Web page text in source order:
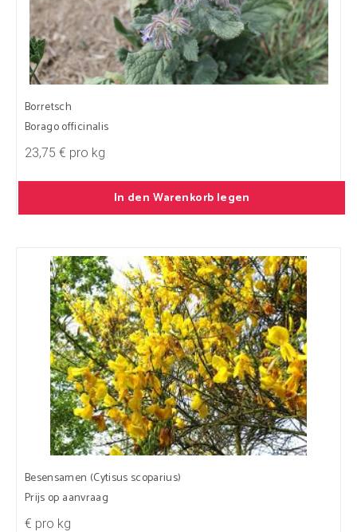
Borretsch
Borago officinalis
23,75 € pro kg
In den Warenkorb legen
Besensamen (Cytisus scoparius)
Prijs op aanvraag
€ pro kg